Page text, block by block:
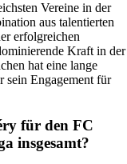
Vereine in der
aus talentierten
erfolgreichen
Kraft in der
hat eine lange
sein Engagement für
für den FC
insgesamt?